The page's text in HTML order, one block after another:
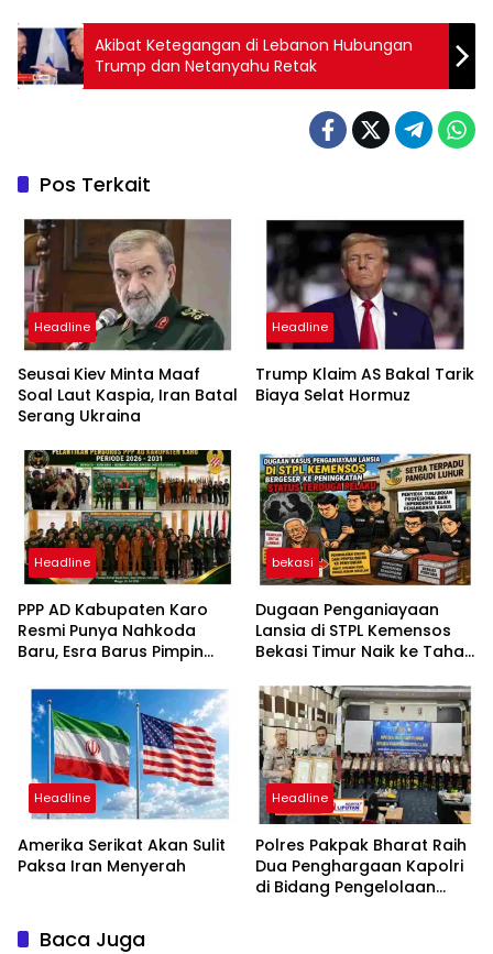
Akibat Ketegangan di Lebanon Hubungan
Trump dan Netanyahu Retak
Pos Terkait
Headline
Seusai Kiev Minta Maaf
Soal Laut Kaspia, Iran Batal
Serang Ukraina
Headline
Trump Klaim AS Bakal Tarik
Biaya Selat Hormuz
Headline
PPP AD Kabupaten Karo
Resmi Punya Nahkoda
Baru, Esra Barus Pimpin
bekasi
Dugaan Penganiayaan
Lansia di STPL Kemensos
Bekasi Timur Naik ke Tahap
Minta Proses Transparan
dan Bebas Intervensi
Headline
Amerika Serikat Akan Sulit
Paksa Iran Menyerah
Headline
Polres Pakpak Bharat Raih
Dua Penghargaan Kapolri
di Bidang Pengelolaan
Baca Juga